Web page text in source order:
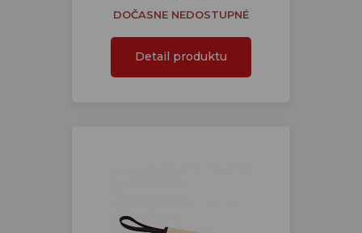
DOČASNE NEDOSTUPNÉ
Detail produktu